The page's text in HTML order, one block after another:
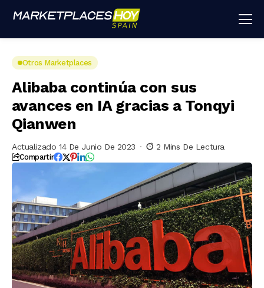
Otros Marketplaces
Alibaba continúa con sus
avances en IA gracias a Tonqyi
Qianwen
Actualizado 14 De Junio De 2023 2 Mins De Lectura
Compartir